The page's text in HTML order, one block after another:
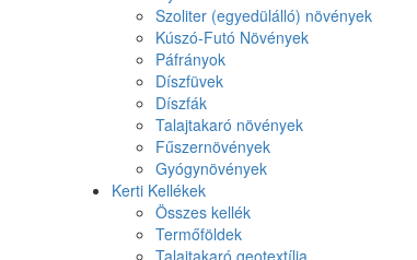
Szoliter (egyedülálló) növények
Kúszó-Futó Növények
Páfrányok
Díszfüvek
Díszfák
Talajtakaró növények
Fűszernövények
Gyógynövények
Kerti Kellékek
Összes kellék
Termőföldek
Talajtakaró geotextília